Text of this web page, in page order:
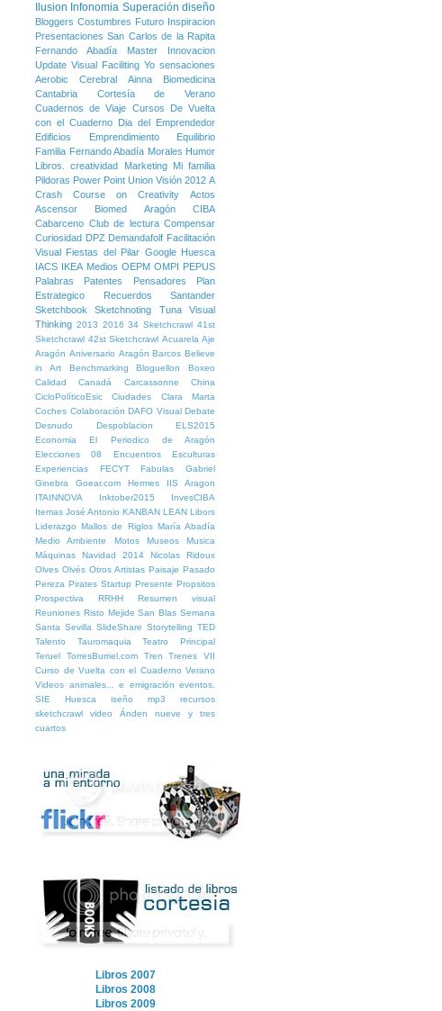
Ilusion Infonomia Superación diseño
Bloggers Costumbres Futuro Inspiracion
Presentaciones San Carlos de la Rapita
Fernando Abadía
Master Innovacion
Update Visual Faciliting Yo sensaciones
Aerobic Cerebral
Ainna
Biomedicina
Cantabria
Cortesía de Verano
Cuadernos de Viaje Cursos
De Vuelta
con el Cuaderno Dia del Emprendedor
Edificios
Emprendimiento
Equilibrio
Familia Fernando Abadía Morales Humor
Libros. creatividad
Marketing
Mi familia
Pildoras Power Point Union Visión 2012 A
Crash Course on Creativity
Actos
Ascensor
Biomed Aragón
CIBA
Cabarceno Club de lectura Compensar
Curiosidad DPZ Demandafolf Facilitación
Visual Fiestas del Pilar Google Huesca
IACS IKEA Medios OEPM OMPI PEPUS
Palabras
Patentes Pensadores
Plan
Estrategico
Recuerdos
Santander
Sketchbook
Sketchnoting Tuna
Visual
Thinking 2013 2016 34 Sketchcrawl 41st
Sketchcrawl 42st Sketchcrawl Acuarela Aje
Aragón Aniversario Aragón Barcos Believe
in Art
Benchmarking Bloguellon
Boxeo
Calidad
Canadá Carcassonne
China
CicloPolíticoEsic
Ciudades
Clara Marta
Coches Colaboración DAFO Visual Debate
Desnudo
Despoblacion
ELS2015
Economia
El Periodico de Aragón
Elecciones 08
Encuentros
Esculturas
Experiencias
FECYT Fabulas
Gabriel
Ginebra
Goear.com Hermes
IIS Aragon
ITAINNOVA
Inktober2015
InvesCIBA
Itemas José Antonio KANBAN LEAN Libors
Liderazgo Mallos de Riglos María Abadía
Medio Ambiente
Motos Museos
Musica
Máquinas
Navidad 2014
Nicolas Ridoux
Olves Olvés Otros Artistas Paisaje Pasado
Pereza Pirates Startup Presente Propsitos
Prospectiva
RRHH
Resumen visual
Reuniones Risto Mejide San Blas Semana
Santa Sevilla SlideShare Storytelling TED
Talento
Tauromaquia
Teatro Principal
Teruel
TorresBurriel.com Tren Trenes
VII
Curso de Vuelta con el Cuaderno Verano
Videos animales... e emigración eventos.
SIE Huesca
iseño mp3
recursos
sketchcrawl
video
Ánden nueve y tres
cuartos
Libros 2007
Libros 2008
Libros 2009